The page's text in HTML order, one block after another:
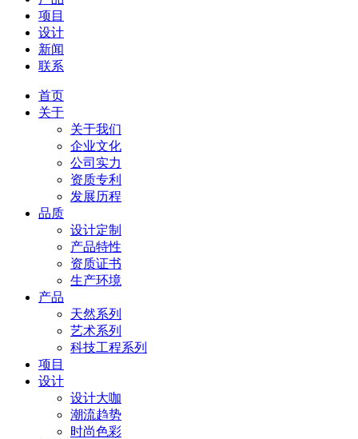
项目
设计
新闻
联系
首页
关于
关于我们
企业文化
公司实力
资质专利
发展历程
品质
设计定制
产品特性
资质证书
生产环境
产品
天然系列
艺术系列
科技工程系列
项目
设计
设计大咖
潮流趋势
时尚色彩